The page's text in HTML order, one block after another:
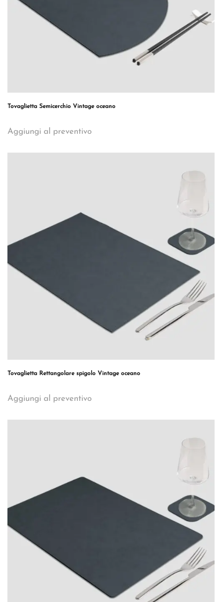
Tovaglietta Semicerchio Vintage oceano
Aggiungi al preventivo
Tovaglietta Rettangolare spigolo Vintage oceano
Aggiungi al preventivo